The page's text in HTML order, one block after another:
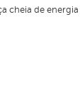
cheia de